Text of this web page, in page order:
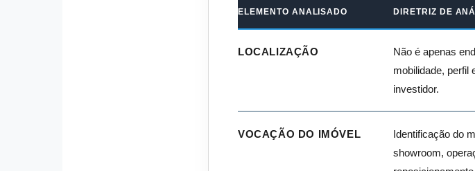
ELEMENTO ANALISADO DIRETRIZ DE
LOCALIZAÇÃO
Não é apenas
mobilidade, perfil
investidor.
VOCAÇÃO DO IMÓVEL
Identificação do
showroom,